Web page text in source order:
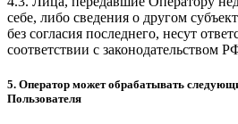
себе, либо сведения о другом
без согласия последнего, несут
соответствии с законодательством
5. Оператор может обрабатывать
Пользователя